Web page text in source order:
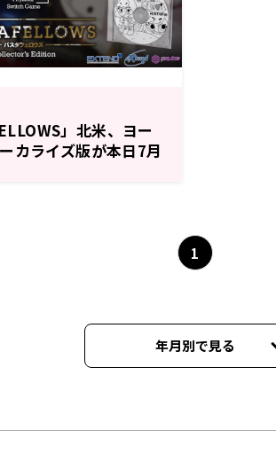
」北米、ヨー
カライズ版が本日7月
1
年月別で見る